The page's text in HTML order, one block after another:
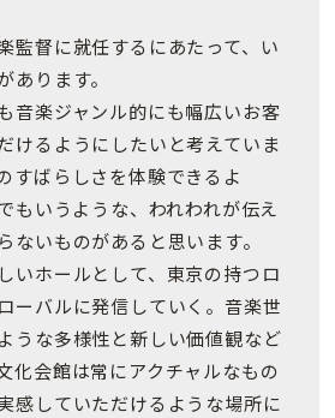
監督に就任するにあたって、い
あります。
音楽ジャンル的にも幅広いお客
けるようにしたいと考えていま
すばらしさを体験できるよ
もいうような、われわれが伝え
ないものがあると思います。
いホールとして、東京の持つロ
ーバルに発信していく。音楽世
うな多様性と新しい価値観など
化会館は常にアクチャルなもの
感していただけるような場所に